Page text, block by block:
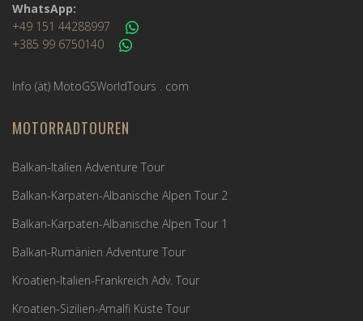
WhatsApp:
+49 151 44288997
+385 99 6750140
Info (ät) MotoGSWorldTours . com
MOTORRADTOUREN
Balkan-Italien Adventure Tour
Balkan-Karpaten-Albanische Alpen Tour 2
Balkan-Karpaten-Albanische Alpen Tour 1
Balkan-Rumänien Adventure Tour
Kroatien-Italien-Frankreich Adv. Tour
Kroatien-Sizilien-Amalfi Küste Tour